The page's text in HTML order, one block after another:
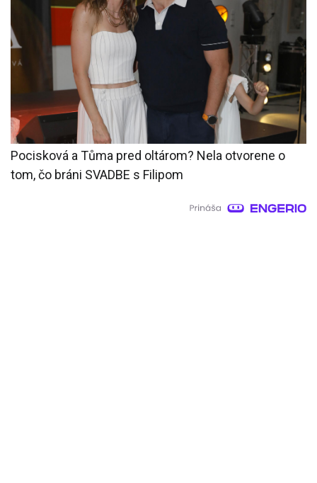
Pocisková a Tůma pred oltárom? Nela otvorene o
tom, čo bráni SVADBE s Filipom